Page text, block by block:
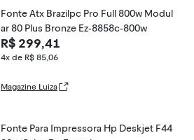
Fonte Atx Brazilpc Pro Full 800w Modul
ar 80 Plus Bronze Ez-8858c-800w
R$ 299,41
4x de R$ 85,06
Magazine Luiza
Fonte Para Impressora Hp Deskjet F44